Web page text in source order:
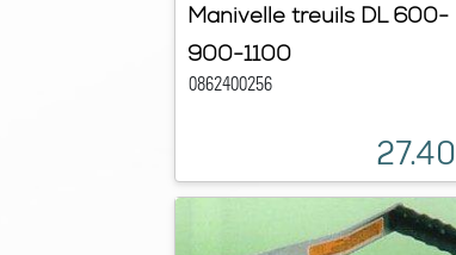
Manivelle treuils DL 600-
900-1100
0862400256
27.40